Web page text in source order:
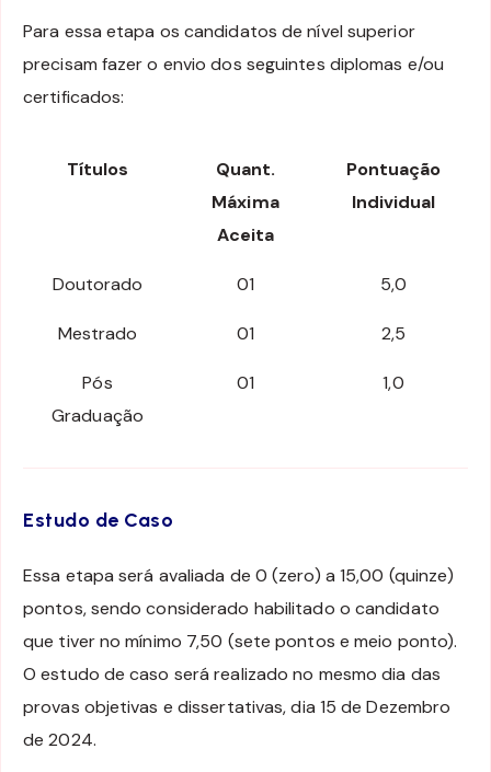
Para essa etapa os candidatos de nível superior
precisam fazer o envio dos seguintes diplomas e/ou
certificados:
Títulos
Quant.
Máxima
Aceita
Pontuação
Individual
Doutorado 01 5,0
Mestrado 01 2,5
Pós
Graduação
01 1,0
Estudo de Caso
Essa etapa será avaliada de 0 (zero) a 15,00 (quinze)
pontos, sendo considerado habilitado o candidato
que tiver no mínimo 7,50 (sete pontos e meio ponto).
O estudo de caso será realizado no mesmo dia das
provas objetivas e dissertativas, dia 15 de Dezembro
de 2024.